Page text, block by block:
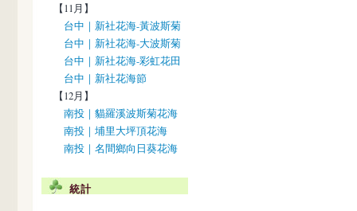
【11月】
台中｜新社花海-黃波斯菊
台中｜新社花海-大波斯菊
台中｜新社花海-彩虹花田
台中｜新社花海節
【12月】
南投｜貓羅溪波斯菊花海
南投｜埔里大坪頂花海
南投｜名間鄉向日葵花海
統計